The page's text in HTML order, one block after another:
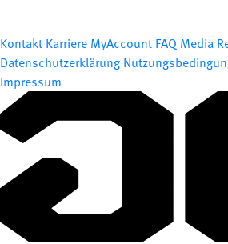
Kontakt Karriere MyAccount FAQ Media
Datenschutzerklärung
Impressum